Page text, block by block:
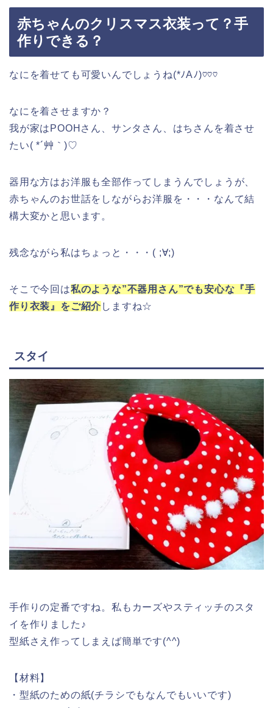
赤ちゃんのクリスマス衣装って？手
作りできる？
なにを着せても可愛いんでしょうね(*ﾉΑﾉ)♡♡♡
なにを着させますか？
我が家はPOOHさん、サンタさん、はちさんを着させ
たい( *´艸｀)♡
器用な方はお洋服も全部作ってしまうんでしょうが、
赤ちゃんのお世話をしながらお洋服を・・・なんて結
構大変かと思います。
残念ながら私はちょっと・・・( ;∀;)
そこで今回は私のような”不器用さん”でも安心な『手
作り衣装』をご紹介 しますね☆
スタイ
手作りの定番ですね。私もカーズやスティッチのスタ
イを作りました♪
型紙さえ作ってしまえば簡単です(^^)
【材料】
・型紙のための紙(チラシでもなんでもいいです)